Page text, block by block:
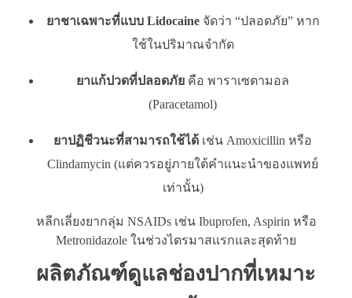
ยาชาเฉพาะที่แบบ Lidocaineจัดว่า “ปลอดภัย” หาก
ใช้ในปริมาณจำกัด
ยาแก้ปวดที่ปลอดภัย คือ พาราเซตามอล
(Paracetamol)
ยาปฏิชีวนะที่สามารถใช้ได้ เช่น Amoxicillin หรือ
Clindamycin (แต่ควรอยู่ภายใต้คำแนะนำของแพทย์
เท่านั้น)
หลีกเลี่ยงยากลุ่ม NSAIDs เช่น Ibuprofen, Aspirin หรือ
Metronidazole ในช่วงไตรมาสแรกและสุดท้าย
ผลิตภัณฑ์ดูแลช่องปากที่เหมาะ